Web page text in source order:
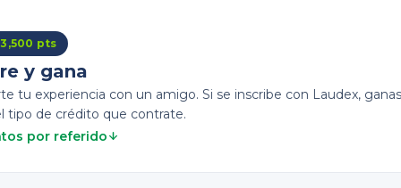
pts
y gana
tu experiencia con un amigo. Si se inscribe con Laudex,
tipo de crédito que contrate.
por referido